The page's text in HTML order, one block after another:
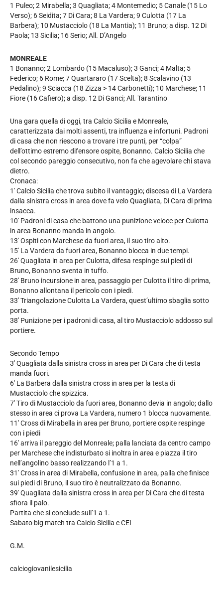
1 Puleo; 2 Mirabella; 3 Quagliata; 4 Montemedio; 5 Canale (15 Lo
Verso); 6 Seidita; 7 Di Cara; 8 La Vardera; 9 Culotta (17 La
Barbera); 10 Mustacciolo (18 La Mantia); 11 Bruno; a disp. 12 Di
Paola; 13 Sicilia; 16 Serio; All. D’Angelo
MONREALE
1 Bonanno; 2 Lombardo (15 Macaluso); 3 Ganci; 4 Malta; 5
Federico; 6 Rome; 7 Quartararo (17 Scelta); 8 Scalavino (13
Pedalino); 9 Sciacca (18 Zizza > 14 Carbonetti); 10 Marchese; 11
Fiore (16 Cafiero); a disp. 12 Di Ganci; All. Tarantino
Una gara quella di oggi, tra Calcio Sicilia e Monreale,
caratterizzata dai molti assenti, tra influenza e infortuni. Padroni
di casa che non riescono a trovare i tre punti, per “colpa”
dell’ottimo estremo difensore ospite, Bonanno. Calcio Sicilia che
col secondo pareggio consecutivo, non fa che agevolare chi stava
dietro.
Cronaca:
1′ Calcio Sicilia che trova subito il vantaggio; discesa di La Vardera
dalla sinistra cross in area dove fa velo Quagliata, Di Cara di prima
insacca.
10′ Padroni di casa che battono una punizione veloce per Culotta
in area Bonanno manda in angolo.
13′ Ospiti con Marchese da fuori area, il suo tiro alto.
15′ La Vardera da fuori area, Bonanno blocca in due tempi.
26′ Quagliata in area per Culotta, difesa respinge sui piedi di
Bruno, Bonanno sventa in tuffo.
28′ Bruno incursione in area, passaggio per Culotta il tiro di prima,
Bonanno allontana il pericolo con i piedi.
33′ Triangolazione Culotta La Vardera, quest’ultimo sbaglia sotto
porta.
38′ Punizione per i padroni di casa, al tiro Mustacciolo addosso sul
portiere.
Secondo Tempo
3′ Quagliata dalla sinistra cross in area per Di Cara che di testa
manda fuori.
6′ La Barbera dalla sinistra cross in area per la testa di
Mustacciolo che spizzica.
7′ Tiro di Mustacciolo da fuori area, Bonanno devia in angolo; dallo
stesso in area ci prova La Vardera, numero 1 blocca nuovamente.
11′ Cross di Mirabella in area per Bruno, portiere ospite respinge
con i piedi
16′ arriva il pareggio del Monreale; palla lanciata da centro campo
per Marchese che indisturbato si inoltra in area e piazza il tiro
nell’angolino basso realizzando l’1 a 1.
31′ Cross in area di Mirabella, confusione in area, palla che finisce
sui piedi di Bruno, il suo tiro è neutralizzato da Bonanno.
39′ Quagliata dalla sinistra cross in area per Di Cara che di testa
sfiora il palo.
Partita che si conclude sull’1 a 1.
Sabato big match tra Calcio Sicilia e CEI
G.M.
calciogiovanilesicilia